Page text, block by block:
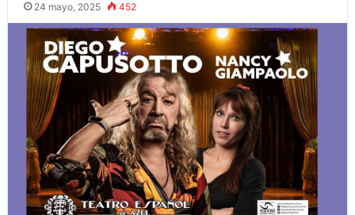
24 mayo, 2025 452